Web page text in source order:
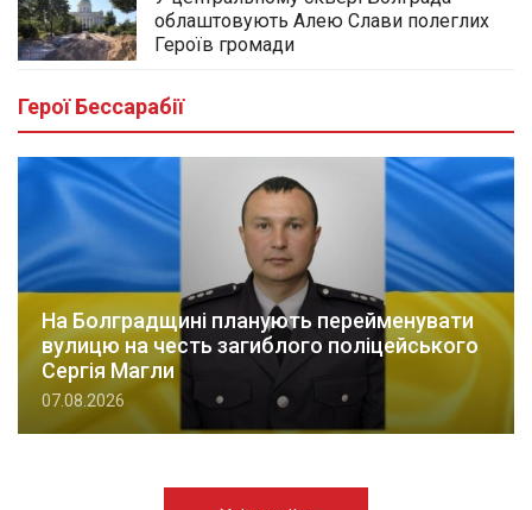
облаштовують Алею Слави полеглих
Героїв громади
Герої Бессарабії
На Болградщині планують перейменувати
вулицю на честь загиблого поліцейського
Сергія Магли
07.08.2026